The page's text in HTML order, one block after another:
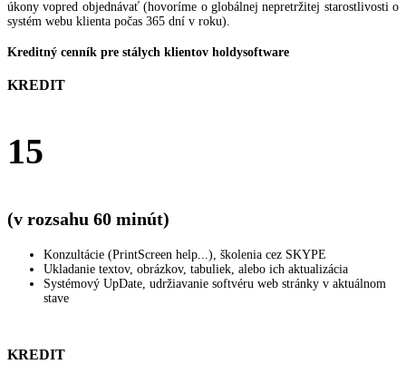
úkony vopred objednávať (hovoríme o globálnej nepretržitej starostlivosti o
systém webu klienta počas 365 dní v roku).
Kreditný cenník pre stálych klientov holdysoftware
KREDIT
15
(v rozsahu 60 minút)
Konzultácie (PrintScreen help...), školenia cez SKYPE
Ukladanie textov, obrázkov, tabuliek, alebo ich aktualizácia
Systémový UpDate, udržiavanie softvéru web stránky v aktuálnom
stave
KREDIT